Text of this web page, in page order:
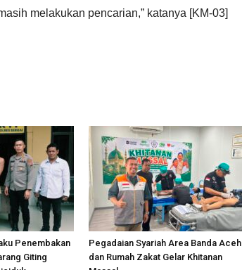
melakukan pencarian,” katanya [KM-03]
Penembakan
Giting
Pegadaian Syariah Area Banda Aceh
dan Rumah Zakat Gelar Khitanan